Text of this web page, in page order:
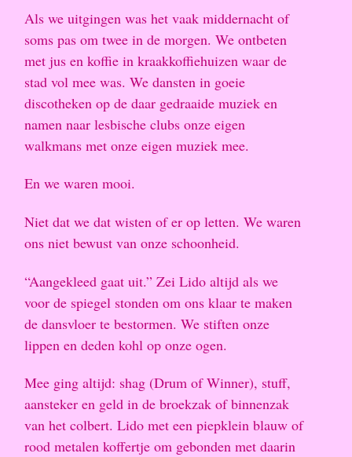
Als we uitgingen was het vaak middernacht of
soms pas om twee in de morgen. We ontbeten
met jus en koffie in kraakkoffiehuizen waar de
stad vol mee was. We dansten in goeie
discotheken op de daar gedraaide muziek en
namen naar lesbische clubs onze eigen
walkmans met onze eigen muziek mee.
En we waren mooi.
Niet dat we dat wisten of er op letten. We waren
ons niet bewust van onze schoonheid.
“Aangekleed gaat uit.” Zei Lido altijd als we
voor de spiegel stonden om ons klaar te maken
de dansvloer te bestormen. We stiften onze
lippen en deden kohl op onze ogen.
Mee ging altijd: shag (Drum of Winner), stuff,
aansteker en geld in de broekzak of binnenzak
van het colbert. Lido met een piepklein blauw of
rood metalen koffertje om gebonden met daarin